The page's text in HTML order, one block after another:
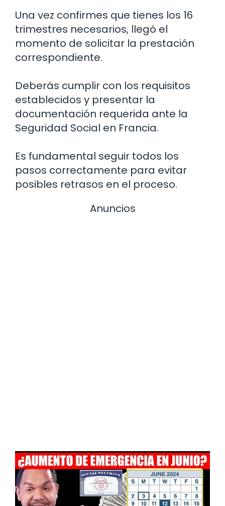
Una vez confirmes que tienes los 16
trimestres necesarios, llegó el
momento de solicitar la prestación
correspondiente.
Deberás cumplir con los requisitos
establecidos y presentar la
documentación requerida ante la
Seguridad Social en Francia.
Es fundamental seguir todos los
pasos correctamente para evitar
posibles retrasos en el proceso.
Anuncios